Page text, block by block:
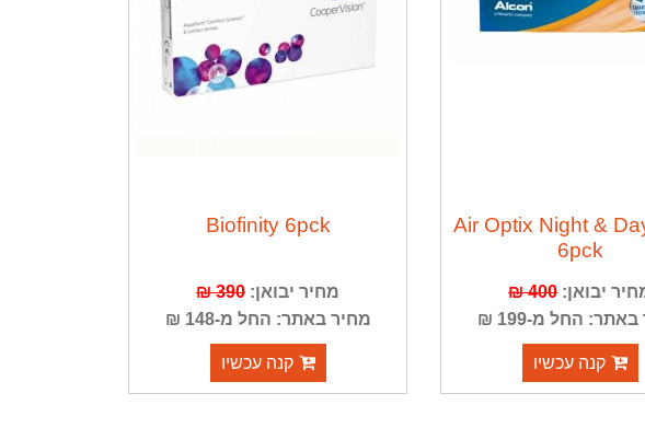
Air Optix Night &
6pck
יבואן: 400 ₪
החל מ-199 ₪
קנה עכשיו
Biofinity 6pck
מחיר יבואן: 390 ₪
מחיר באתר: החל מ-148 ₪
קנה עכשיו